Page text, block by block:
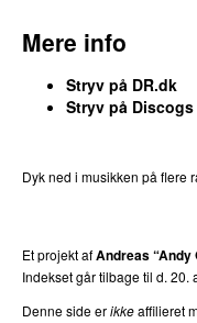
Mere info
Stryv på DR.dk
Stryv på Discogs
Dyk ned i musikken på flere
Et projekt afAndreas “Andy
Indekset går tilbage til d. 20.
Denne side erikkeaffilieret